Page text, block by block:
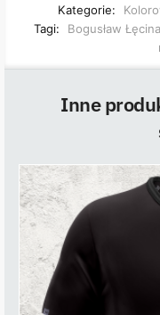
Kategorie:
Tagi:
Bogusław Łęcina
Inne